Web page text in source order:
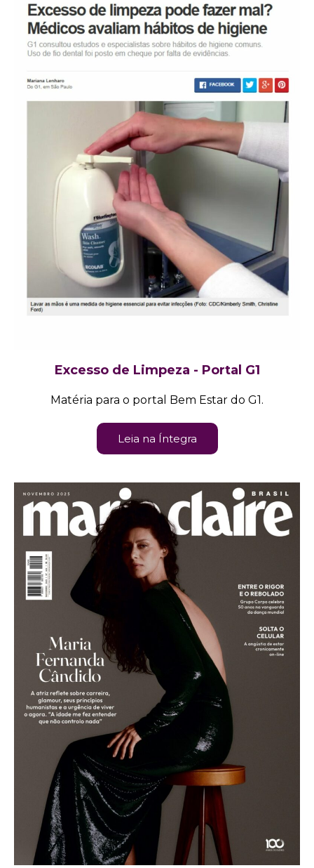
Excesso de Limpeza - Portal G1
Matéria para o portal Bem Estar do G1.
Leia na Íntegra